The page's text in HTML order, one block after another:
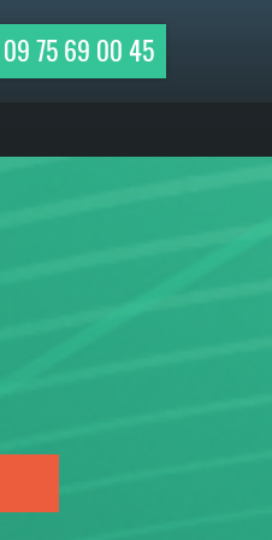
09 75 69 00 45